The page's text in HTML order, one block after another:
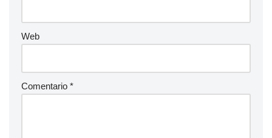
Web
Comentario *